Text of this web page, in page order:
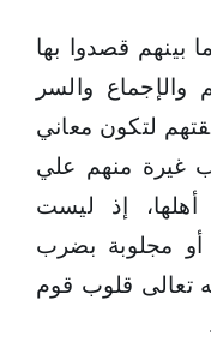
بينهم قصدوا بها
والسر
لتكون معاني
غيرة منهم علي
إذ ليست
مجلوبة بضرب
تعالى قلوب قوم